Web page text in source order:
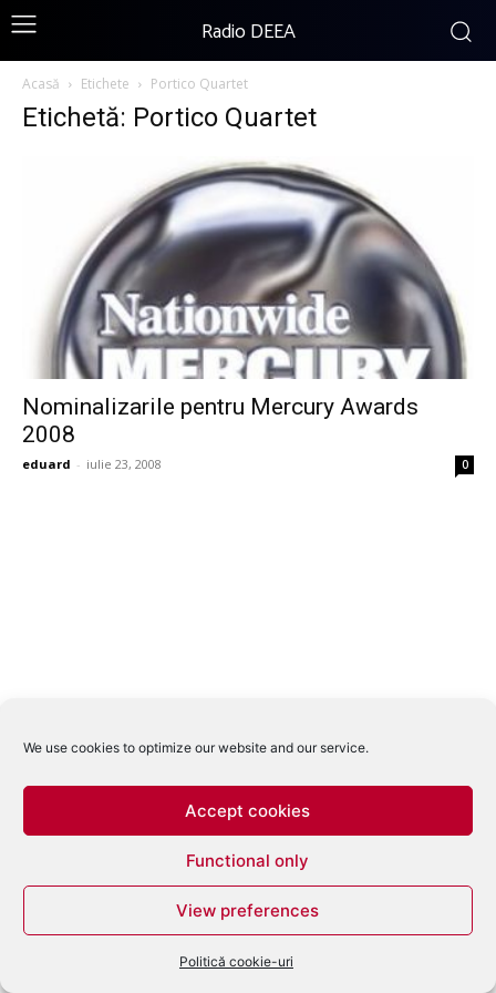
We use cookies to optimize our website and our service.
Accept cookies
Functional only
View preferences
Politică cookie-uri
Radio DEEA
Acasă Etichete Portico Quartet
Etichetă: Portico Quartet
Nominalizarile pentru Mercury Awards
2008
eduard - iulie 23, 2008 0